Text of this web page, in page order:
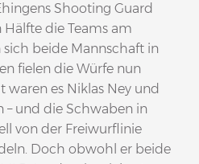
Shooting Guard
die Teams am
sich beide Mannschaft in
fielen die Würfe nun
es Niklas Ney und
– und die Schwaben in
von der Freiwurflinie
Doch obwohl er beide